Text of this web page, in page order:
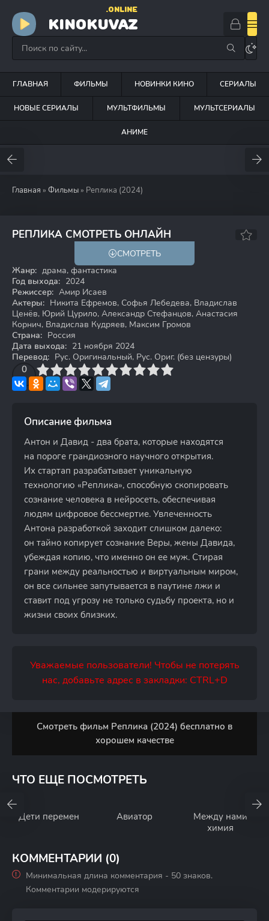
KINOKUVAZ
.ONLINE
ГЛАВНАЯ ФИЛЬМЫ НОВИНКИ КИНО СЕРИАЛЫ
НОВЫЕ СЕРИАЛЫ МУЛЬТФИЛЬМЫ МУЛЬТСЕРИАЛЫ
АНИМЕ
Главная » Фильмы » Реплика (2024)
РЕПЛИКА СМОТРЕТЬ ОНЛАЙН
5.3
СМОТРЕТЬ
Жанр: драма, фантастика
Год выхода: 2024
Режиссер: Амир Исаев
Актеры: Никита Ефремов, Софья Лебедева, Владислав
Ценёв, Юрий Цурило, Александр Стефанцов, Анастасия
Корнич, Владислав Кудряев, Максим Громов
Страна: Россия
Дата выхода: 21 ноября 2024
Перевод: Рус. Оригинальный, Рус. Ориг. (без цензуры)
0
4 6 7 8 9 10
Описание фильма
Антон и Давид - два брата, которые находятся
на пороге грандиозного научного открытия.
Их стартап разрабатывает уникальную
технологию «Реплика», способную скопировать
сознание человека в нейросеть, обеспечивая
людям цифровое бессмертие. Увлеченность
Антона разработкой заходит слишком далеко:
он тайно копирует сознание Веры, жены Давида,
убеждая копию, что именно он ее муж. Стирая
грани между реальностью и виртуальным миром,
он все сильнее запутывается в паутине лжи и
ставит под угрозу не только судьбу проекта, но и
жизни своих близких.
Уважаемые пользователи! Чтобы не потерять
нас, добавьте адрес в закладки: CTRL+D
Смотреть фильм Реплика (2024) бесплатно в
хорошем качестве
ЧТО ЕЩЕ ПОСМОТРЕТЬ
Дети перемен Авиатор
Между нами
химия
КОММЕНТАРИИ (0)
Минимальная длина комментария - 50 знаков.
Комментарии модерируются